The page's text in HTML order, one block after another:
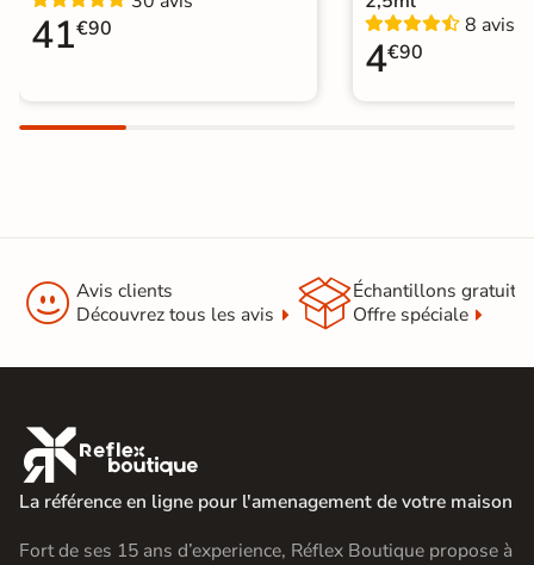
41€90
8 avis
4€90
 Avis clients
Découvrez tous les avis
Échantillons gratuit
Offre spéciale

La référence en ligne pour l'amenagement de votre maison
Fort de ses 15 ans d’experience, Réflex Boutique propose à